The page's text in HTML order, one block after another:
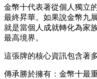
金幣十代表著從個人獨立
最終昇華。如果說金幣九
就是當個人成就轉化為家
最高境界。
這張牌的核心資訊包含著
傳承勝於擁有：金幣十最